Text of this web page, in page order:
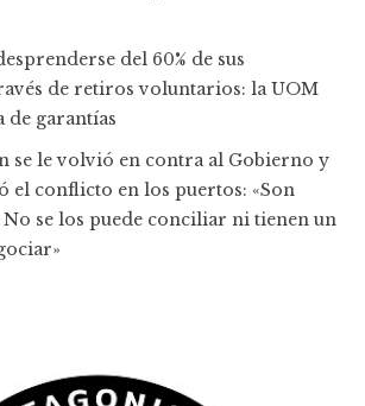
del 60% de sus
de retiros voluntarios: la UOM
de garantías
se le volvió en contra al Gobierno y
el conflicto en los puertos: «Son
se los puede conciliar ni tienen un